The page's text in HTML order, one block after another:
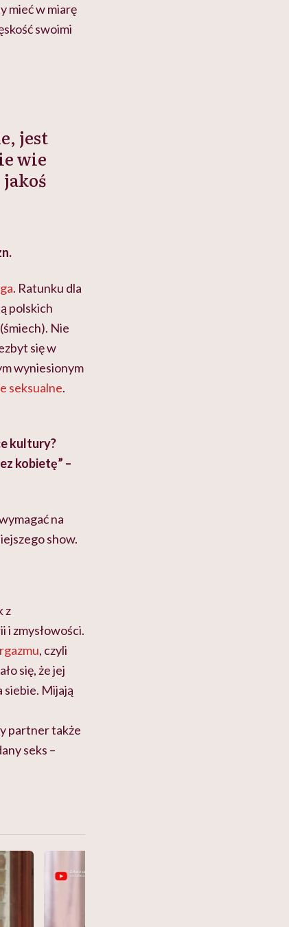
mieć w miarę
swoimi
jest
wie
. Ratunku dla
polskich
Nie
się w
wyniesionym
seksualne.
kultury?
kobietę” –
na
show.
z
i zmysłowości.
, czyli
się, że jej
siebie. Mijają
partner także
seks –